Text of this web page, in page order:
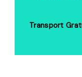
Transport